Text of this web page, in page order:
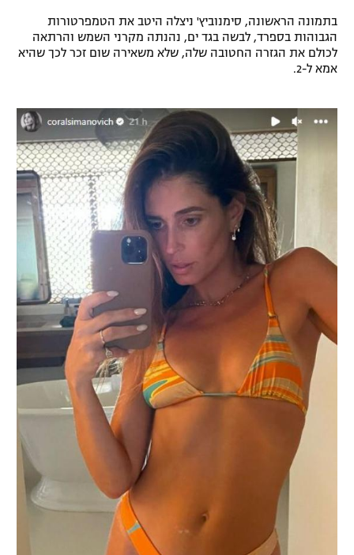
תנאי שימוש
תקנון פעילות ספורט 1
רשיון להקרנה פומבית לבית עסק
הצטרפות לחבילת הערוצים
לוח דרושים – ג'ובנט
המגזין
ספורט אתגרי ואקסטרים
אומנויות לחימה
בתמונה הראשונה, סימנוביץ' ניצלה היטב את הטמפרטורות
הגבוהות בספרד, לבשה בגד ים, נהנתה מקרני השמש והרתאה
לכולם את הגזרה החטובה שלה, שלא משאירה שום זכר לכך שהיא
אמא ל-2.